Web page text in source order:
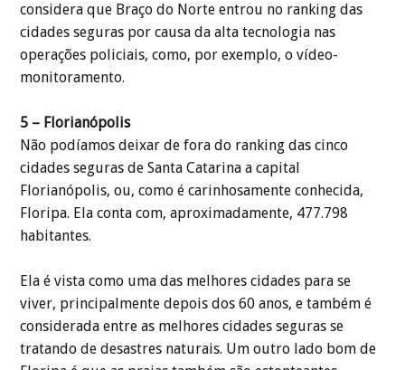
considera que Braço do Norte entrou no ranking das
cidades seguras por causa da alta tecnologia nas
operações policiais, como, por exemplo, o vídeo-
monitoramento.
5 – Florianópolis
Não podíamos deixar de fora do ranking das cinco
cidades seguras de Santa Catarina a capital
Florianópolis, ou, como é carinhosamente conhecida,
Floripa. Ela conta com, aproximadamente, 477.798
habitantes.
Ela é vista como uma das melhores cidades para se
viver, principalmente depois dos 60 anos, e também é
considerada entre as melhores cidades seguras se
tratando de desastres naturais. Um outro lado bom de